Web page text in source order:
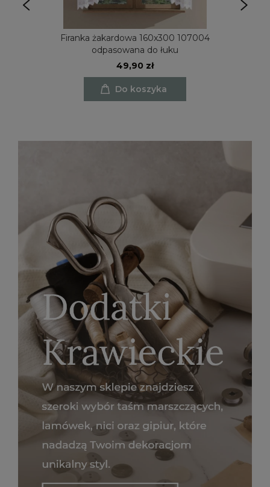
Firanka żakardowa 160x300 107004
odpasowana do łuku
49,90 zł
Do koszyka